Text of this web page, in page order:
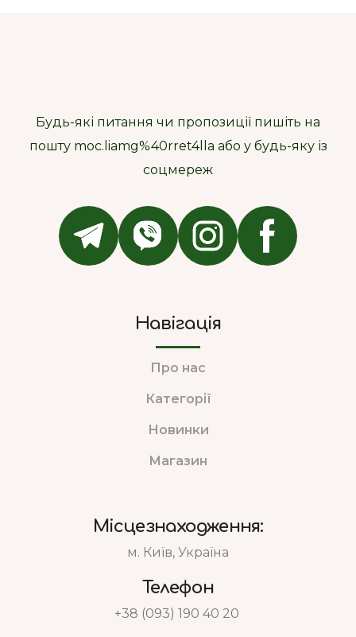
Будь-які питання чи пропозиції пишіть на
пошту moc.liamg%40rret4lla або у будь-яку із
соцмереж
Навігація
Про нас
Категорії
Новинки
Магазин
Місцезнаходження:
м. Київ, Україна
Телефон
+38 (093) 190 40 20